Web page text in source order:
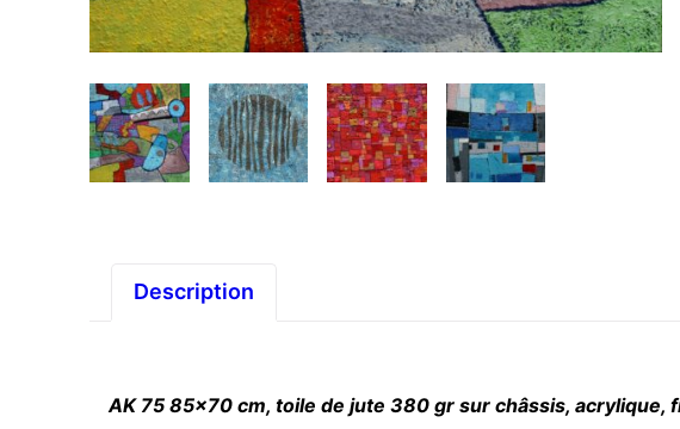
Description
AK 75 85×70 cm, toile de jute 380 gr sur châssis, acrylique,